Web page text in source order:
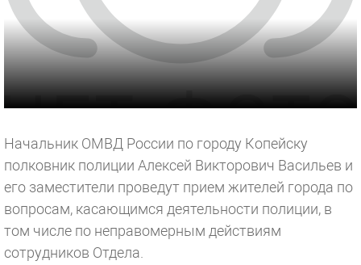
Начальник ОМВД России по городу Копейску
полковник полиции Алексей Викторович Васильев и
его заместители проведут прием жителей города по
вопросам, касающимся деятельности полиции, в
том числе по неправомерным действиям
сотрудников Отдела.